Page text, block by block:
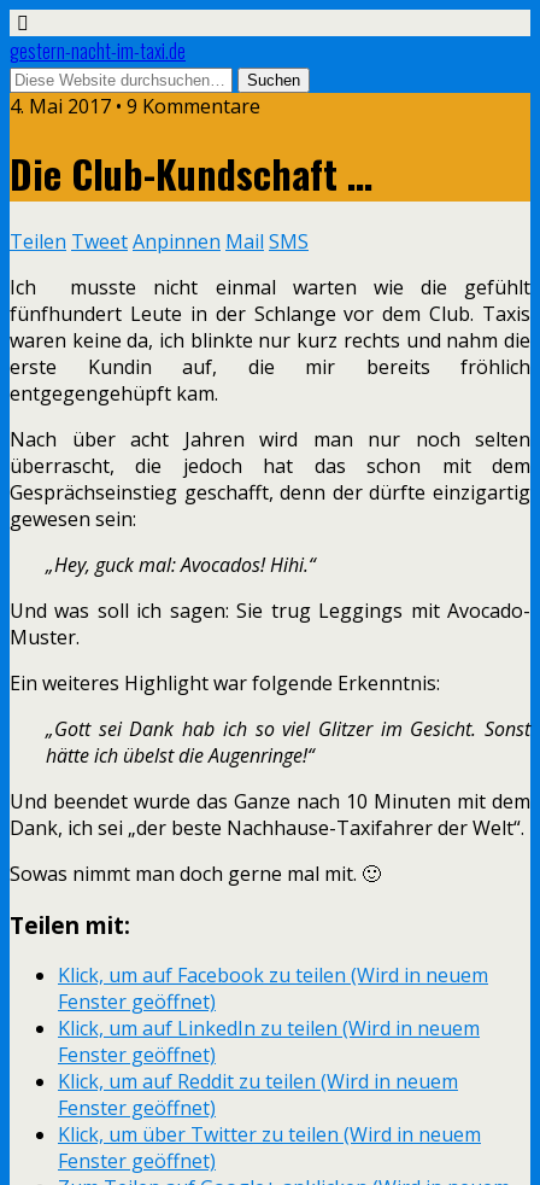
gestern-nacht-im-taxi.de
4. Mai 2017 • 9 Kommentare
Die Club-Kundschaft …
Teilen TweetAnpinnen Mail SMS
Ich musste nicht einmal warten wie die gefühlt
fünfhundert Leute in der Schlange vor dem Club. Taxis
waren keine da, ich blinkte nur kurz rechts und nahm die
erste Kundin auf, die mir bereits fröhlich
entgegengehüpft kam.
Nach über acht Jahren wird man nur noch selten
überrascht, die jedoch hat das schon mit dem
Gesprächseinstieg geschafft, denn der dürfte einzigartig
gewesen sein:
„Hey, guck mal: Avocados! Hihi.“
Und was soll ich sagen: Sie trug Leggings mit Avocado-
Muster.
Ein weiteres Highlight war folgende Erkenntnis:
„Gott sei Dank hab ich so viel Glitzer im Gesicht. Sonst
hätte ich übelst die Augenringe!“
Und beendet wurde das Ganze nach 10 Minuten mit dem
Dank, ich sei „der beste Nachhause-Taxifahrer der Welt“.
Sowas nimmt man doch gerne mal mit. 🙂
Teilen mit:
Klick, um auf Facebook zu teilen (Wird in neuem
Fenster geöffnet)
Klick, um auf LinkedIn zu teilen (Wird in neuem
Fenster geöffnet)
Klick, um auf Reddit zu teilen (Wird in neuem
Fenster geöffnet)
Klick, um über Twitter zu teilen (Wird in neuem
Fenster geöffnet)